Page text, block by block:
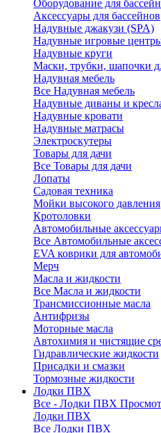
Оборудование для
Аксессуары для бассейнов
Надувные джакузи (SPA)
Надувные игровые
Надувные круги
Маски, трубки, шапочки
Надувная мебель
Все Надувная мебель
Надувные диваны и
Надувные кровати
Надувные матрасы
Электроскутеры
Товары для дачи
Все Товары для дачи
Лопаты
Садовая техника
Мойки высокого давления
Кротоловки
Автомобильные
Все Автомобильные
EVA коврики для
Мерч
Масла и жидкости
Все Масла и жидкости
Трансмиссионные масла
Антифризы
Моторные масла
Автохимия и чистящие
Гидравлические жидкости
Присадки и смазки
Тормозные жидкости
Лодки ПВХ
Все - Лодки ПВХ
Лодки ПВХ
Все Лодки ПВХ